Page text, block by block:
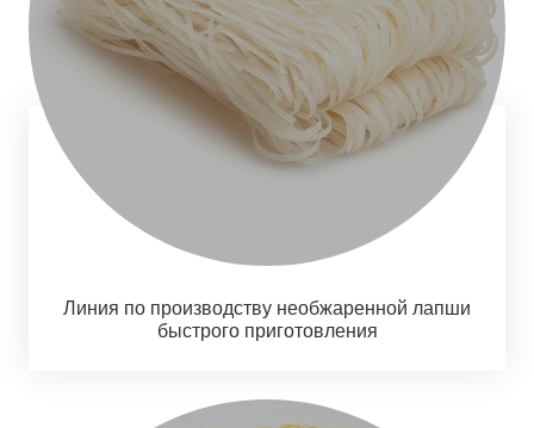
Линия по производству необжаренной лапши
быстрого приготовления